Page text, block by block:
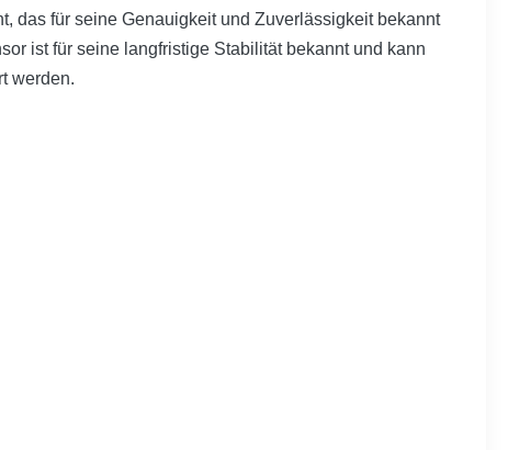
das für seine Genauigkeit und Zuverlässigkeit bekannt
ist für seine langfristige Stabilität bekannt und kann
werden.